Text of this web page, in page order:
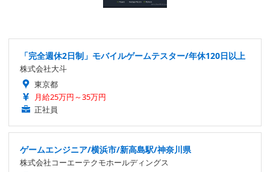
「完全週休2日制」モバイルゲームテスター/年休120日以上
株式会社大斗
東京都
月給25万円～35万円
正社員
ゲームエンジニア/横浜市/新高島駅/神奈川県
株式会社コーエーテクモホールディングス